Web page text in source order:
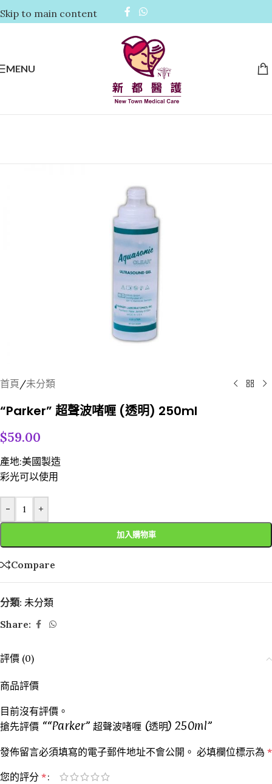
Skip to main content
MENU
首頁 /未分類
“Parker” 超聲波啫喱 (透明) 250ml
$59.00
產地:美國製造
彩光可以使用
- +
加入購物車
Compare
分類: 未分類
Share:
評價 (0)
商品評價
目前沒有評價。
搶先評價 ““Parker” 超聲波啫喱 (透明) 250ml”
發佈留言必須填寫的電子郵件地址不會公開。 必填欄位標示為 *
您的評分 *